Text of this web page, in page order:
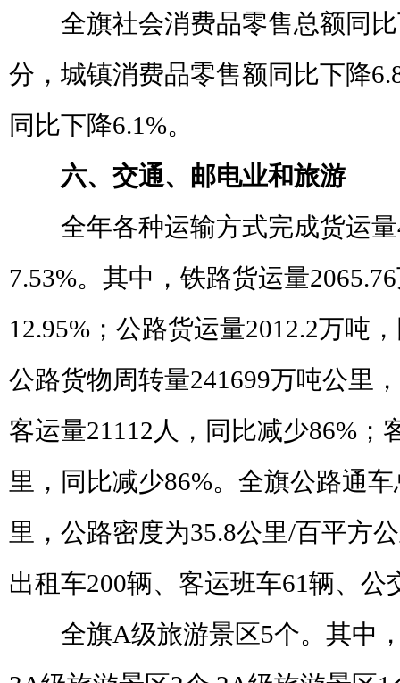
全旗社会消费品零售总额同
分，城镇消费品零售额同比下降
同比下降6.1%。
六、交通、邮电业和旅游
全年各种运输方式完成货运量
7.53%。其中，铁路货运量2065.76
12.95% ；公路货运量2012.2万吨
公路货物周转量241699万吨公里
客运量21112 人，同比减少86% ；
里，同比减少86%。 全旗公路通
里，公路密度为35.8公里/百平方
出租车200辆、客运班车61辆、公
全旗A级旅游景区5个。其中